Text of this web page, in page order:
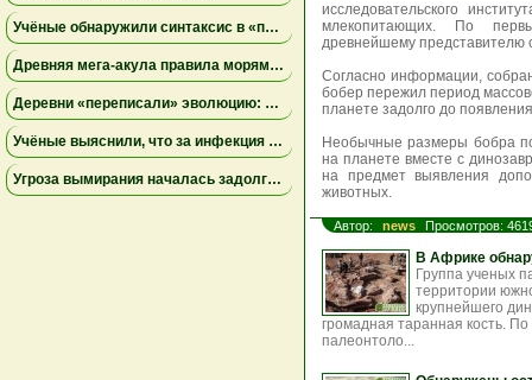
Учёные обнаружили синтаксис в «перекличках» диких попугаев
Древняя мегa-акула правила морями Австралии за 15 миллионов лет до мегалодона
Деревни «переписали» эволюцию: апеннинские медведи в Италии стали меньше и спокойнее
Учёные выяснили, что за инфекция уничтожила армию Наполеона в России: это был не тиф
Угроза вымирания началась задолго до человека: исследование объяснило исчезновение редкого шмеля
исследовательского
млекопитающих. По
древнейшему представителю
Согласно информации,
бобер пережил период
планете задолго до
Необычные размеры бобра
на планете вместе с
на предмет выявления
животных.
Автор: news Просмотров:
В Африке
Группа ученых
территории
крупнейшего
громадная таранная кость.
палеонтоло...